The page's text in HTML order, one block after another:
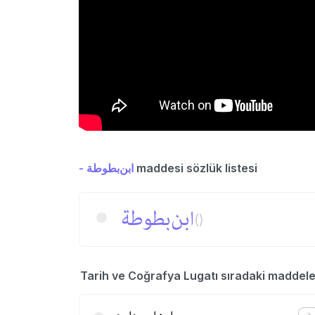
- ابن‌بطوطة maddesi sözlük listesi
ابن‌بطوطة()
Tarih ve Coğrafya Lugatı sıradaki